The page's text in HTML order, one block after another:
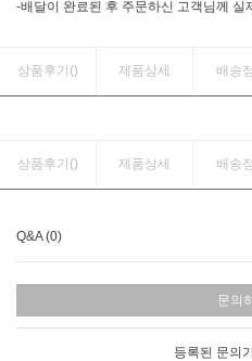
-배달이 완료된 후 주문하신 고객님께 실
상품후기() 제품상세 배송
상품후기() 제품상세 배송
Q&A (0)
문의
등록된 문의